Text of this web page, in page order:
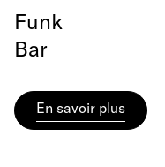
Funk
Bar
En savoir plus